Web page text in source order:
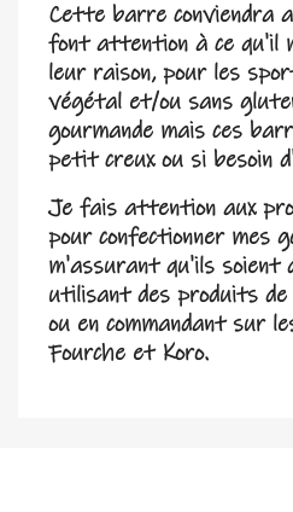
Cette barre conviendra
font attention à ce qu'il
leur raison, pour les
végétal et/ou sans
gourmande mais ces
petit creux ou si besoin
Je fais attention aux
pour confectionner mes
m'assurant qu'ils soient
utilisant des produits de
ou en commandant sur
Fourche et Koro.